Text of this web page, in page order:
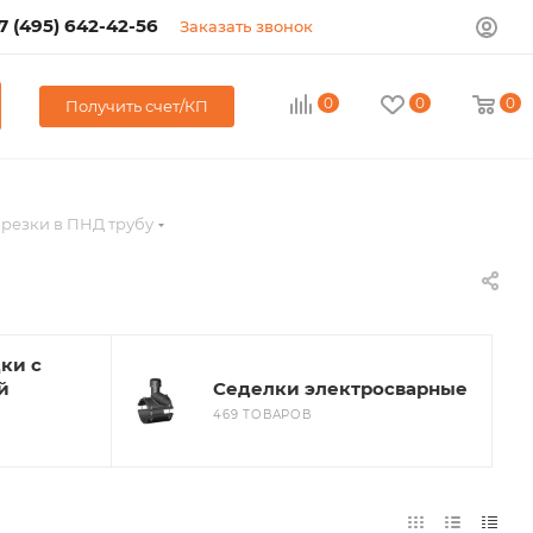
(495) 642-42-56 Заказать звонок
Получить счет/КП 0 0 0
в ПНД трубу
с
Седелки электросварные
469 ТОВАРОВ